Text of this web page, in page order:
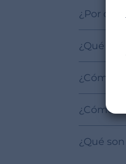
¿Por
¿Qué
¿Cómo
¿Cómo
¿Qué